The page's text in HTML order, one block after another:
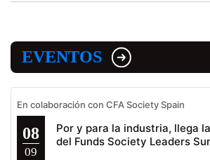
EVENTOS
En colaboración con CFA Society Spain
08
09
Por y para la industria, llega
del Funds Society Leaders